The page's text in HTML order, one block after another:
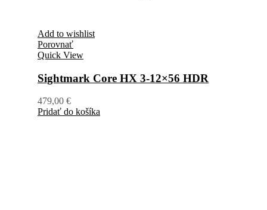
Add to wishlist
Porovnať
Quick View
Sightmark Core HX 3-12×56 HDR
479,00 €
Pridať do košíka